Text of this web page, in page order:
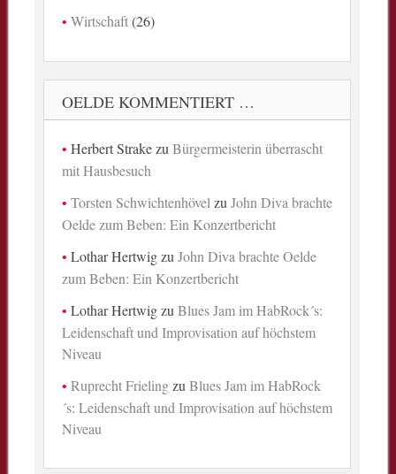
Wirtschaft(26)
OELDE KOMMENTIERT …
Herbert StrakezuBürgermeisterin überrascht
mit Hausbesuch
Torsten Schwichtenhövel zuJohn Diva brachte
Oelde zum Beben: Ein Konzertbericht
Lothar HertwigzuJohn Diva brachte Oelde
zum Beben: Ein Konzertbericht
Lothar HertwigzuBlues Jam im HabRock´s:
Leidenschaft und Improvisation auf höchstem
Niveau
Ruprecht FrielingzuBlues Jam im HabRock
´s: Leidenschaft und Improvisation auf höchstem
Niveau